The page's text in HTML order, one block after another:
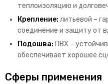
теплоизоляцию и
Крепление: литьевой –
соединение и защиту от
Подошва: ПВХ –
обеспечивает хорошее
Сферы применения